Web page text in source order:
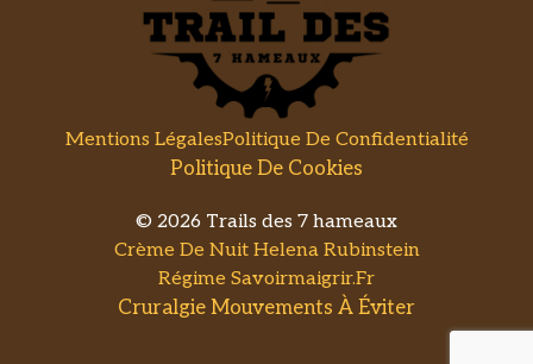
Mentions LégalesPolitique De Confidentialité
Politique De Cookies
© 2026 Trails des 7 hameaux
Crème De Nuit Helena Rubinstein
Régime Savoirmaigrir.fr
Cruralgie Mouvements À Éviter